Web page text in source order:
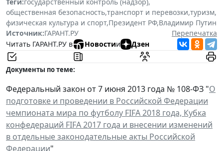
общественная безопасность,транспорт и перевозки,туризм,
физическая культура и спорт,Президент РФ,Владимир Путин
Источник:ГАРАНТ.РУ
Перепечатка
Читать ГАРАНТ.РУ в
Новостии Дзен
Документы по теме:
Федеральный закон от 7 июня 2013 года № 108-ФЗ "О
подготовке и проведении в Российской Федерации
чемпионата мира по футболу FIFA 2018 года, Кубка
конфедераций FIFA 2017 года и внесении изменений
в отдельные законодательные акты Российской
Федерации"